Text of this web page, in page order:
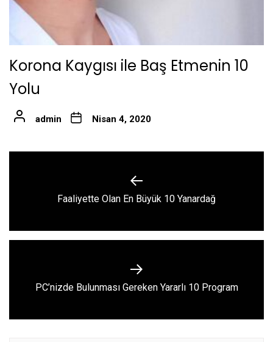
Korona Kaygısı ile Baş Etmenin 10
Yolu
admin Nisan 4, 2020
Previous
Faaliyette Olan En Büyük 10 Yanardağ
Next
PC’nizde Bulunması Gereken Yararlı 10 Program